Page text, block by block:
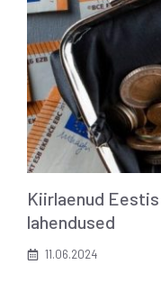
Kiirlaenud
lahendused
11.06.2024